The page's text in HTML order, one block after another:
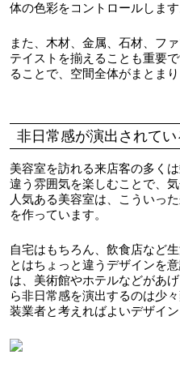
体の色彩をコントロールします
また、木材、金属、石材、フ
テイストを揃えることも重要
ることで、空間全体がまとま
非日常感が演出されてい
美容室を訪れる来店客の多く
違う雰囲気を楽しむことで、
人気ある美容室は、こういっ
を作っています。
自宅はもちろん、飲食店など
とはちょっと違うデザインを
は、美術館やホテルなどがあ
ら非日常感を演出するのは少
装業者と考えればよいデザイ